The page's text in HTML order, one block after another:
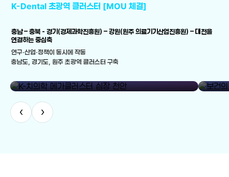
K-Dental 초광역 클러스터 [MOU 체결]
충남 – 충북 - 경기(경제과학진흥원) – 강원(원주 의료기기산업진흥원) – 대전을
연결하는 중심축
연구·산업·정책이 동시에 작동
충남도, 경기도, 원주 초광역 클러스터 구축
‹ ›